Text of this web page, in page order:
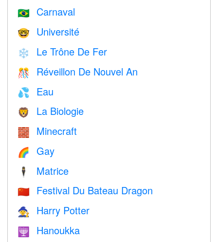
🇧🇷 Carnaval
🤓 Université
❄️ Le Trône De Fer
🎊 Réveillon De Nouvel An
💦 Eau
🦁 La Biologie
🧱 Minecraft
🌈 Gay
🕴️ Matrice
🇨🇳 Festival Du Bateau Dragon
🧙 Harry Potter
🕎 Hanoukka